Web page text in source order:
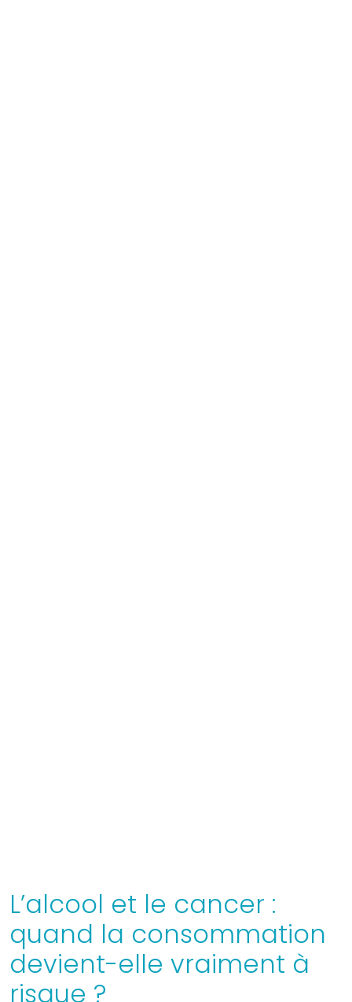
L’alcool et le cancer :
quand la consommation
devient-elle vraiment à
risque ?